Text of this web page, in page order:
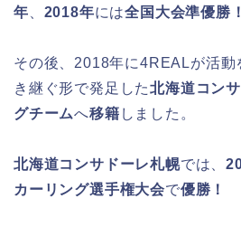
年
2018年には全国大会準優勝！
その後、2018年に4REALが活動
き継ぐ形で発足した北海道コン
グチームへ移籍 しました。
北海道コンサドーレ札幌では、
カーリング選手権大会で優勝！